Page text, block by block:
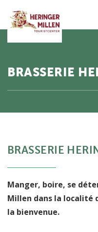
BRASSERIE
BRASSERIE
Manger, boire, se
Millen dans la localité
la bienvenue.